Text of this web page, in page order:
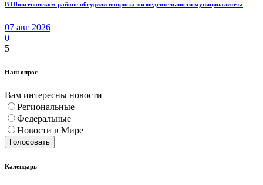
В Шовгеновском районе обсудили вопросы жизнедеятельности муниципалитета
07 авг 2026
0
5
Наш опрос
Вам интересны новости
Региональные
Федеральные
Новости в Мире
Голосовать
Календарь